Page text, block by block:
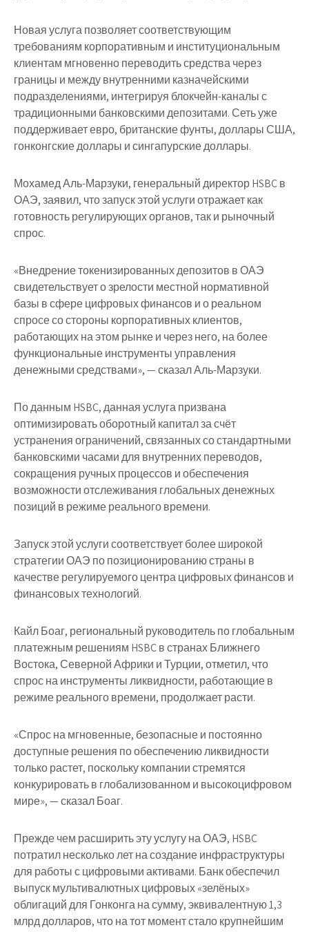
Новая услуга позволяет соответствующим
требованиям корпоративным и институциональным
клиентам мгновенно переводить средства через
границы и между внутренними казначейскими
подразделениями, интегрируя блокчейн-каналы с
традиционными банковскими депозитами. Сеть уже
поддерживает евро, британские фунты, доллары США,
гонконгские доллары и сингапурские доллары.
Мохамед Аль-Марзуки, генеральный директор HSBC в
ОАЭ, заявил, что запуск этой услуги отражает как
готовность регулирующих органов, так и рыночный
спрос.
«Внедрение токенизированных депозитов в ОАЭ
свидетельствует о зрелости местной нормативной
базы в сфере цифровых финансов и о реальном
спросе со стороны корпоративных клиентов,
работающих на этом рынке и через него, на более
функциональные инструменты управления
денежными средствами», — сказал Аль-Марзуки.
По данным HSBC, данная услуга призвана
оптимизировать оборотный капитал за счёт
устранения ограничений, связанных со стандартными
банковскими часами для внутренних переводов,
сокращения ручных процессов и обеспечения
возможности отслеживания глобальных денежных
позиций в режиме реального времени.
Запуск этой услуги соответствует более широкой
стратегии ОАЭ по позиционированию страны в
качестве регулируемого центра цифровых финансов и
финансовых технологий.
Кайл Боаг, региональный руководитель по глобальным
платежным решениям HSBC в странах Ближнего
Востока, Северной Африки и Турции, отметил, что
спрос на инструменты ликвидности, работающие в
режиме реального времени, продолжает расти.
«Спрос на мгновенные, безопасные и постоянно
доступные решения по обеспечению ликвидности
только растет, поскольку компании стремятся
конкурировать в глобализованном и высокоцифровом
мире», — сказал Боаг.
Прежде чем расширить эту услугу на ОАЭ, HSBC
потратил несколько лет на создание инфраструктуры
для работы с цифровыми активами. Банк обеспечил
выпуск мультивалютных цифровых «зелёных»
облигаций для Гонконга на сумму, эквивалентную 1,3
млрд долларов, что на тот момент стало крупнейшим